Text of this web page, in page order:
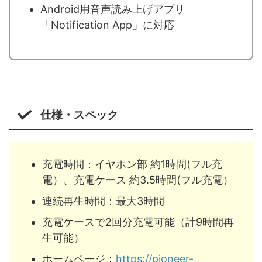
Android用音声読み上げアプリ
「Notification App」に対応
仕様・スペック
充電時間：イヤホン部 約1時間(フル充
電）、充電ケース 約3.5時間(フル充電）
連続再生時間：最大3時間
充電ケースで2回分充電可能（計9時間再
生可能）
ホームページ： https://pioneer-